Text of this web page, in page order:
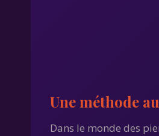
Une méthode
Dans le monde des